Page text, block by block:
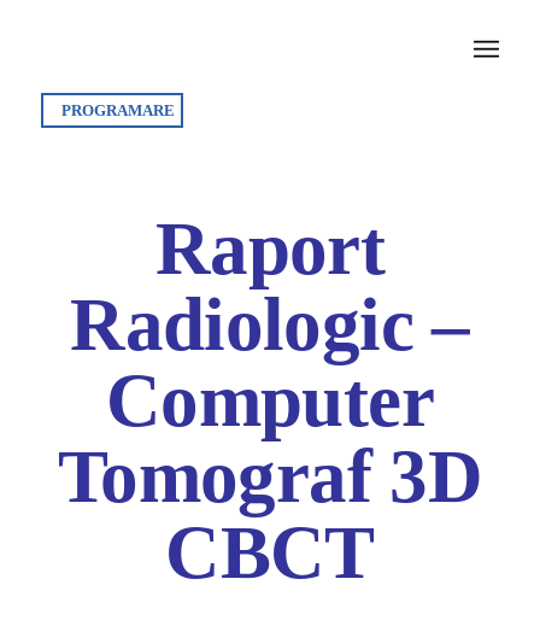
PROGRAMARE
Raport
Radiologic –
Computer
Tomograf 3D
CBCT